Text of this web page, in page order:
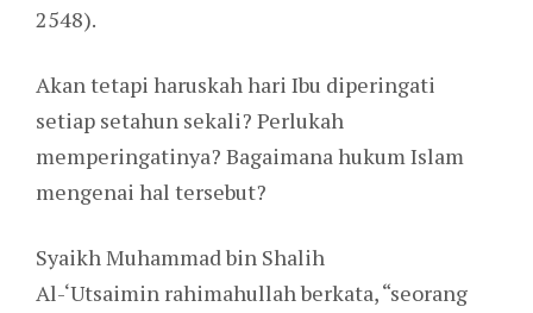
2548).
Akan tetapi haruskah hari Ibu diperingati
setiap setahun sekali? Perlukah
memperingatinya? Bagaimana hukum Islam
mengenai hal tersebut?
Syaikh Muhammad bin Shalih
Al-‘Utsaimin rahimahullah berkata, “seorang